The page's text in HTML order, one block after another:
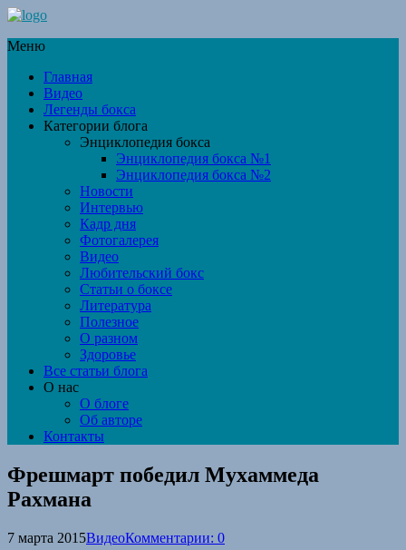
Меню
Главная
Видео
Легенды бокса
Категории блога
Энциклопедия бокса
Энциклопедия бокса №1
Энциклопедия бокса №2
Новости
Интервью
Кадр дня
Фотогалерея
Видео
Любительский бокс
Статьи о боксе
Литература
Полезное
О разном
Здоровье
Все статьи блога
О нас
О блоге
Об авторе
Контакты
Фрешмарт победил Мухаммеда
Рахмана
7 марта 2015ВидеоКомментарии: 0